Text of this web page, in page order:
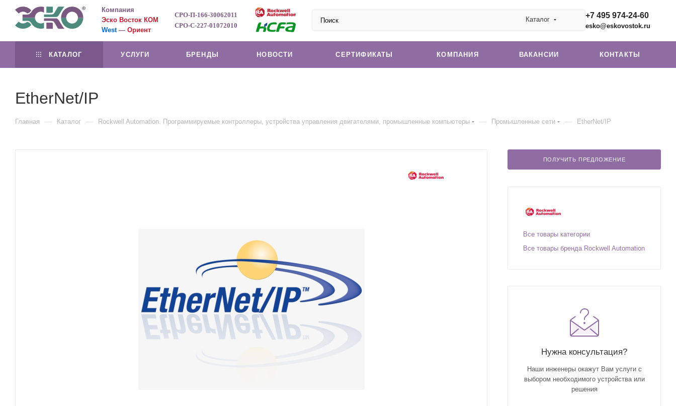
Компания
Эско Восток КОМ
West— Ориент
СРО-П-166-30062011
СРО-С-227-01072010
+7 495 974-24-60
esko@eskovostok.ru
Каталог
КАТАЛОГ УСЛУГИ БРЕНДЫ НОВОСТИ СЕРТИФИКАТЫ КОМПАНИЯ ВАКАНСИИ КОНТАКТЫ
EtherNet/IP
Главная — Каталог — Rockwell Automation. Программируемые контроллеры, устройства управления двигателями, промышленные компьютеры — Промышленные сети — EtherNet/IP
ПОЛУЧИТЬ ПРЕДЛОЖЕНИЕ
Все товары категории
Все товары бренда Rockwell Automation
Нужна консультация?
Наши инженеры окажут Вам услуги с
выбором необходимого устройства или
решения